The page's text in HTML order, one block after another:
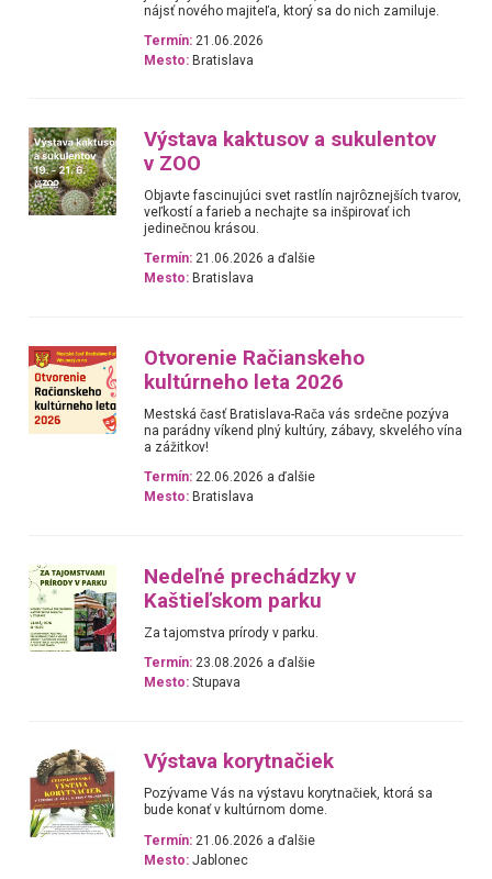
nájsť nového majiteľa, ktorý sa do nich zamiluje.
Termín: 21.06.2026
Mesto: Bratislava
Výstava kaktusov a sukulentov
v ZOO
Objavte fascinujúci svet rastlín najrôznejších tvarov,
veľkostí a farieb a nechajte sa inšpirovať ich
jedinečnou krásou.
Termín: 21.06.2026 a ďalšie
Mesto: Bratislava
Otvorenie Račianskeho
kultúrneho leta 2026
Mestská časť Bratislava-Rača vás srdečne pozýva
na parádny víkend plný kultúry, zábavy, skvelého vína
a zážitkov!
Termín: 22.06.2026 a ďalšie
Mesto: Bratislava
Nedeľné prechádzky v
Kaštieľskom parku
Za tajomstva prírody v parku.
Termín: 23.08.2026 a ďalšie
Mesto: Stupava
Výstava korytnačiek
Pozývame Vás na výstavu korytnačiek, ktorá sa
bude konať v kultúrnom dome.
Termín: 21.06.2026 a ďalšie
Mesto: Jablonec